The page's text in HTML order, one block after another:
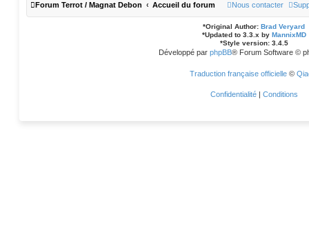
Forum Terrot / Magnat Debon Accueil du forum Nous contacter
*Original Author: Brad Veryard
*Updated to 3.3.x by MannixMD
*Style version: 3.4.5
Développé par phpBB® Forum Software ©
Traduction française officielle©
Confidentialité | Conditions